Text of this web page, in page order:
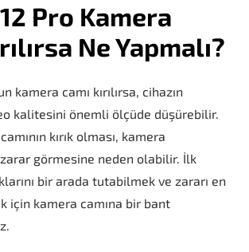
Pro Kamera
Ne Yapmalı?
kamera camı kırılırsa, cihazın
kalitesini önemli ölçüde düşürebilir.
kırık olması, kamera
görmesine neden olabilir. İlk
bir arada tutabilmek ve zararı en
için kamera camına bir bant